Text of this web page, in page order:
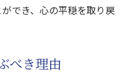
でき、心の平穏を取り戻
べき理由